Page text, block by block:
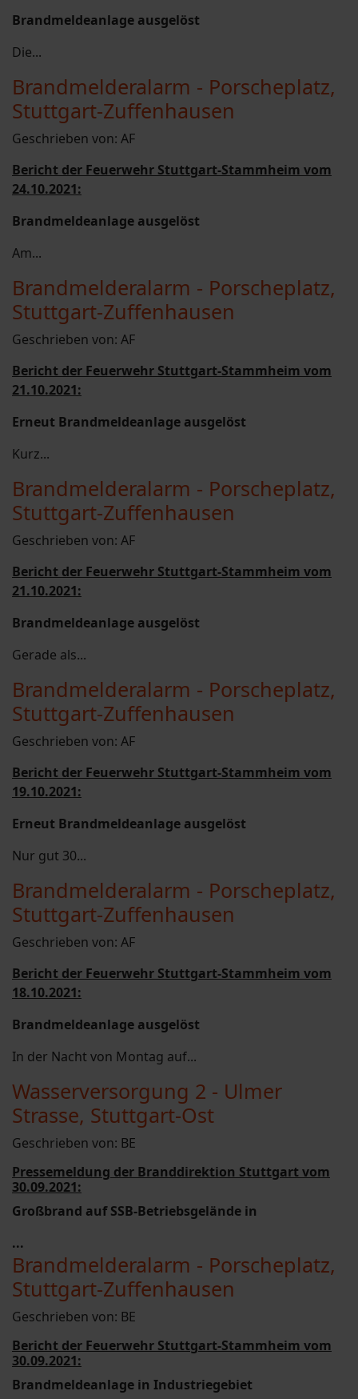
Brandmeldeanlage ausgelöst
Die...
Brandmelderalarm - Porscheplatz,
Stuttgart-Zuffenhausen
Geschrieben von: AF
Bericht der Feuerwehr Stuttgart-Stammheim vom
24.10.2021:
Brandmeldeanlage ausgelöst
Am...
Brandmelderalarm - Porscheplatz,
Stuttgart-Zuffenhausen
Geschrieben von: AF
Bericht der Feuerwehr Stuttgart-Stammheim vom
21.10.2021:
Erneut Brandmeldeanlage ausgelöst
Kurz...
Brandmelderalarm - Porscheplatz,
Stuttgart-Zuffenhausen
Geschrieben von: AF
Bericht der Feuerwehr Stuttgart-Stammheim vom
21.10.2021:
Brandmeldeanlage ausgelöst
Gerade als...
Brandmelderalarm - Porscheplatz,
Stuttgart-Zuffenhausen
Geschrieben von: AF
Bericht der Feuerwehr Stuttgart-Stammheim vom
19.10.2021:
Erneut Brandmeldeanlage ausgelöst
Nur gut 30...
Brandmelderalarm - Porscheplatz,
Stuttgart-Zuffenhausen
Geschrieben von: AF
Bericht der Feuerwehr Stuttgart-Stammheim vom
18.10.2021:
Brandmeldeanlage ausgelöst
In der Nacht von Montag auf...
Wasserversorgung 2 - Ulmer
Strasse, Stuttgart-Ost
Geschrieben von: BE
Pressemeldung der Branddirektion Stuttgart vom
30.09.2021:
Großbrand auf SSB-Betriebsgelände in
...
Brandmelderalarm - Porscheplatz,
Stuttgart-Zuffenhausen
Geschrieben von: BE
Bericht der Feuerwehr Stuttgart-Stammheim vom
30.09.2021:
Brandmeldeanlage in Industriegebiet